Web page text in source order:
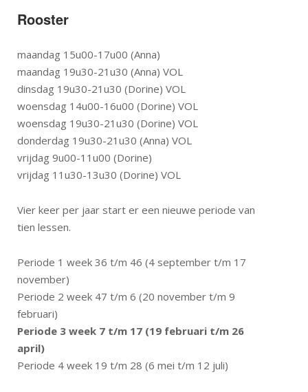
Rooster
maandag 15u00-17u00 (Anna)
maandag 19u30-21u30 (Anna) VOL
dinsdag 19u30-21u30 (Dorine) VOL
woensdag 14u00-16u00 (Dorine) VOL
woensdag 19u30-21u30 (Dorine) VOL
donderdag 19u30-21u30 (Anna) VOL
vrijdag 9u00-11u00 (Dorine)
vrijdag 11u30-13u30 (Dorine) VOL
Vier keer per jaar start er een nieuwe periode van
tien lessen.
Periode 1 week 36 t/m 46 (4 september t/m 17
november)
Periode 2 week 47 t/m 6 (20 november t/m 9
februari)
Periode 3 week 7 t/m 17 (19 februari t/m 26
april)
Periode 4 week 19 t/m 28 (6 mei t/m 12 juli)